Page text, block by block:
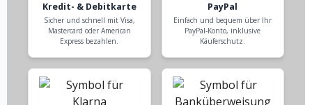
Kredit- & Debitkarte
Sicher und schnell mit Visa,
Mastercard oder American
Express bezahlen.
PayPal
Einfach und bequem über Ihr
PayPal-Konto, inklusive
Käuferschutz.